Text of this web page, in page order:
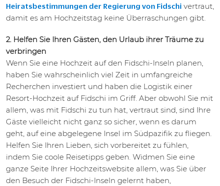
Heiratsbestimmungen der Regierung von Fidschi vertraut,
damit es am Hochzeitstag keine Überraschungen gibt.
2. Helfen Sie Ihren Gästen, den Urlaub ihrer Träume zu
verbringen
Wenn Sie eine Hochzeit auf den Fidschi-Inseln planen,
haben Sie wahrscheinlich viel Zeit in umfangreiche
Recherchen investiert und haben die Logistik einer
Resort-Hochzeit auf Fidschi im Griff. Aber obwohl Sie mit
allem, was mit Fidschi zu tun hat, vertraut sind, sind Ihre
Gäste vielleicht nicht ganz so sicher, wenn es darum
geht, auf eine abgelegene Insel im Südpazifik zu fliegen.
Helfen Sie Ihren Lieben, sich vorbereitet zu fühlen,
indem Sie coole Reisetipps geben. Widmen Sie eine
ganze Seite Ihrer Hochzeitswebsite allem, was Sie über
den Besuch der Fidschi-Inseln gelernt haben,